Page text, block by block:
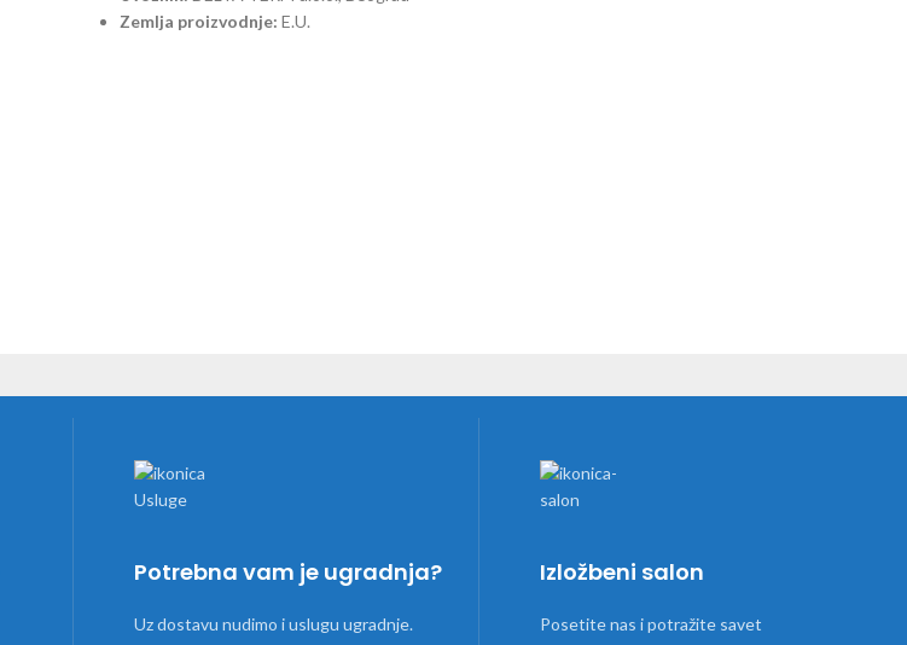
Zemlja proizvodnje: E.U.
Potrebna vam je ugradnja?
Uz dostavu nudimo i uslugu ugradnje.
Izložbeni salon
Posetite nas i potražite savet